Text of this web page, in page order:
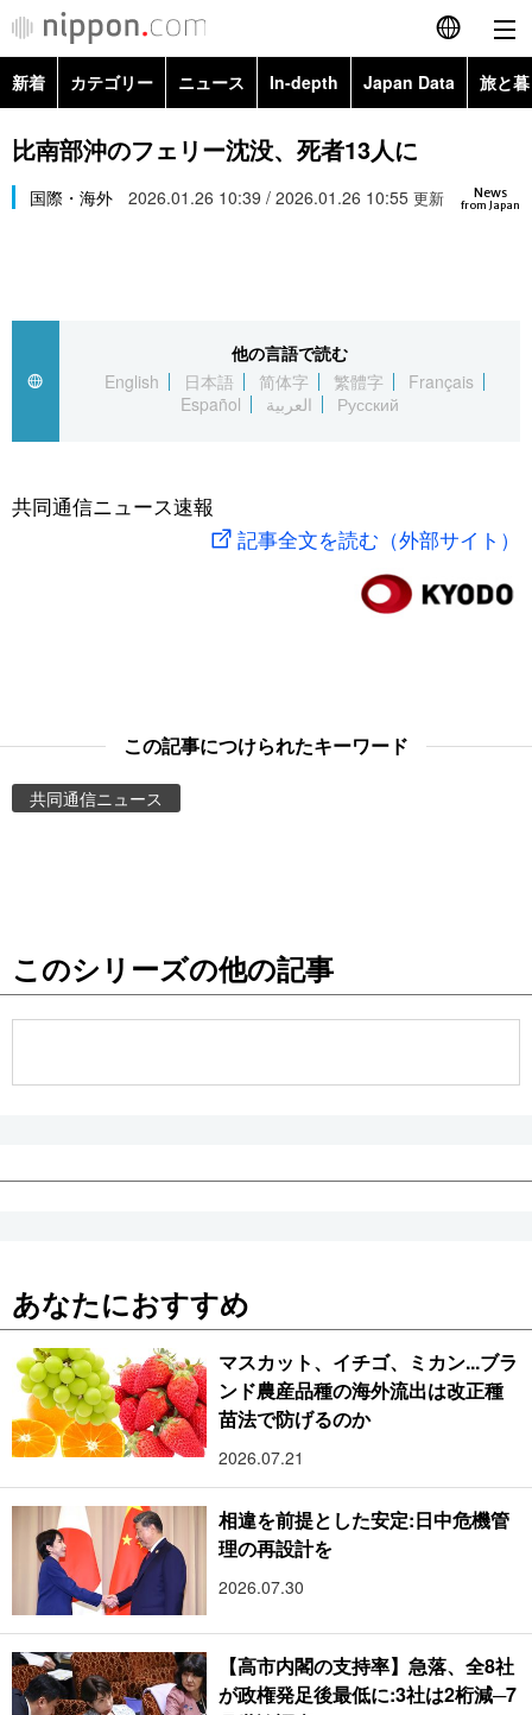
English
简体字
繁體字
العربية
社会
旅と暮らし
東京
新着 カテゴリー ニュース In-depth Japan Data 旅と
政治・外交
経済・ビジネス
社会
文化
科学・技術
暮らし
Images
お知らせ
比南部沖のフェリー沈没、死者13人に
News
from Japan
国際・海外 2026.01.26 10:39 / 2026.01.26 10:55 更新
他の言語で読む
English
日本語 简体字 繁體字
Français
Español
العربية Русский
共同通信ニュース速報
記事全文を読む（外部サイト）
この記事につけられたキーワード
共同通信ニュース
このシリーズの他の記事
あなたにおすすめ
マスカット、イチゴ、ミカン...ブラ
ンド農産品種の海外流出は改正種
苗法で防げるのか
2026.07.21
相違を前提とした安定:日中危機管
理の再設計を
2026.07.30
【高市内閣の支持率】急落、全8社
が政権発足後最低に:3社は2桁減─7